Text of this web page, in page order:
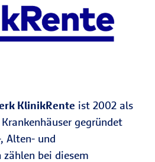
KlinikRente ist 2002 als
gegründet
Alten- und
bei diesem